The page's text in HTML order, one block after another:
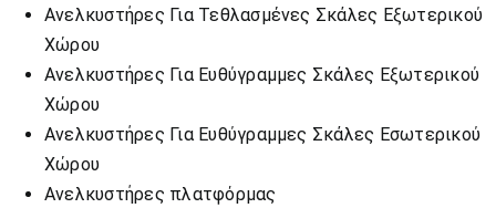
Ανελκυστήρες Για Τεθλασμένες Σκάλες Εξωτερικού
Χώρου
Ανελκυστήρες Για Ευθύγραμμες Σκάλες Εξωτερικού
Χώρου
Ανελκυστήρες Για Ευθύγραμμες Σκάλες Εσωτερικού
Χώρου
Ανελκυστήρες πλατφόρμας